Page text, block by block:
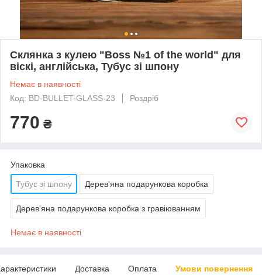
Склянка з кулею "Boss №1 of the world" для
віскі, англійська, Тубус зі шпону
Немає в наявності
Код: BD-BULLET-GLASS-23
Роздріб
770 ₴
Упаковка
Тубус зі шпону Дерев'яна подарункова коробка
Дерев'яна подарункова коробка з гравіюванням
Немає в наявності
Доставка Оплата Умови повернення